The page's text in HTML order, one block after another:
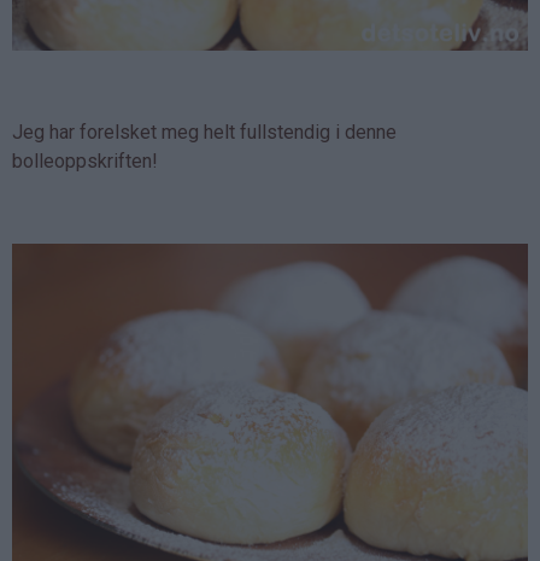
Jeg har forelsket meg helt fullstendig i denne
bolleoppskriften!